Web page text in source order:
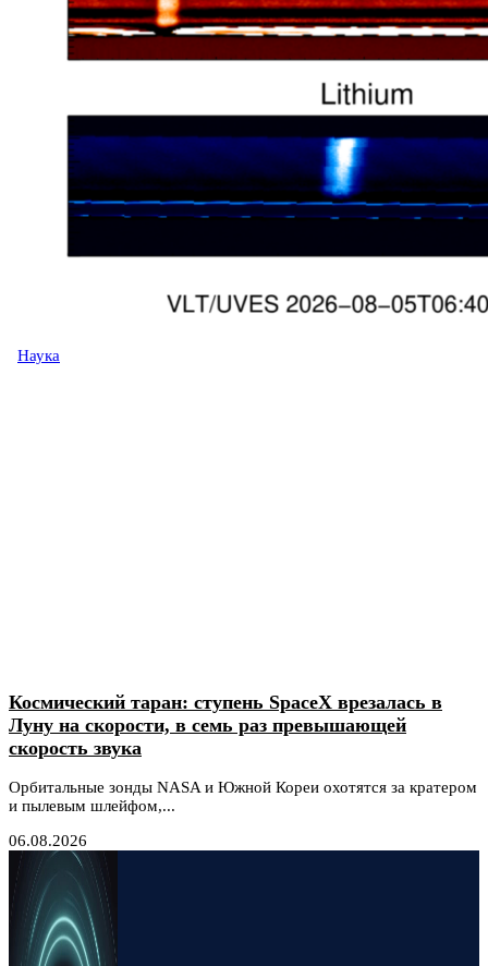
Наука
Космический таран: ступень SpaceX врезалась в
Луну на скорости, в семь раз превышающей
скорость звука
Орбитальные зонды NASA и Южной Кореи охотятся за кратером
и пылевым шлейфом,...
06.08.2026